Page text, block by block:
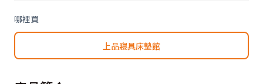
哪裡買
上品寢具床墊館